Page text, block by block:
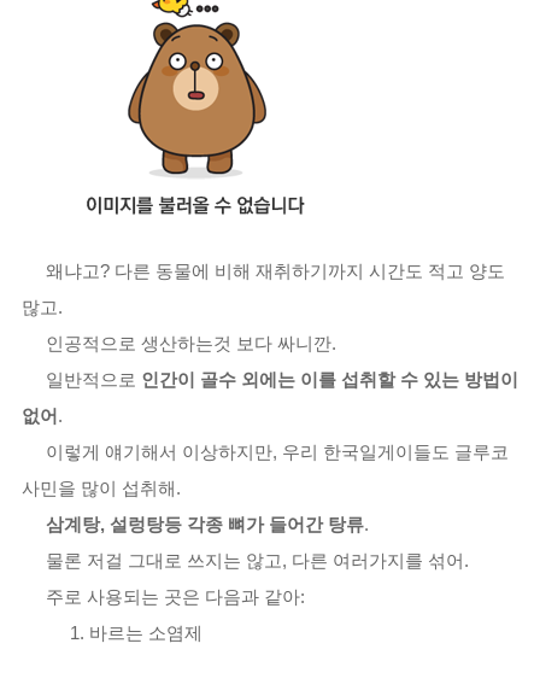
왜냐고? 다른 동물에 비해 재취하기까지 시간도 적고 양도
많고.
인공적으로 생산하는것 보다 싸니깐.
일반적으로 인간이 골수 외에는 이를 섭취할 수 있는 방법이
없어 .
이렇게 얘기해서 이상하지만, 우리 한국일게이들도 글루코
사민을 많이 섭취해.
삼계탕, 설렁탕등 각종 뼈가 들어간 탕류.
물론 저걸 그대로 쓰지는 않고, 다른 여러가지를 섞어.
주로 사용되는 곳은 다음과 같아:
1. 바르는 소염제